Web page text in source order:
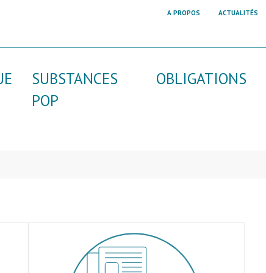
A PROPOS ACTUALITÉS
SUBSTANCES
POP
OBLIGATIONS